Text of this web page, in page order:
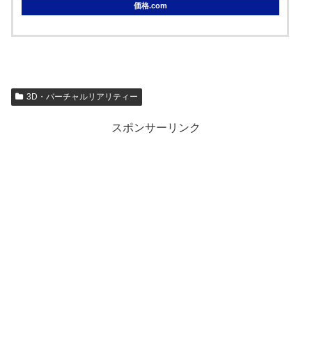
価格.com
3D・バーチャルリアリティー
スポンサーリンク